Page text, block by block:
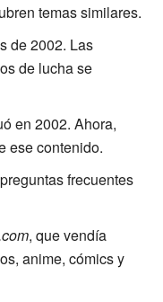
temas similares.
de 2002. Las
de lucha se
en 2002. Ahora,
ese contenido.
frecuentes
, que vendía
anime, cómics y